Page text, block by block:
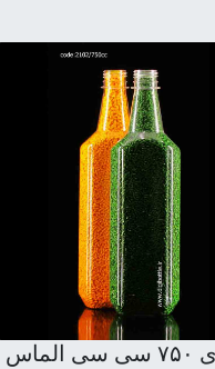
بطری ۷۵۰ سی سی الماس